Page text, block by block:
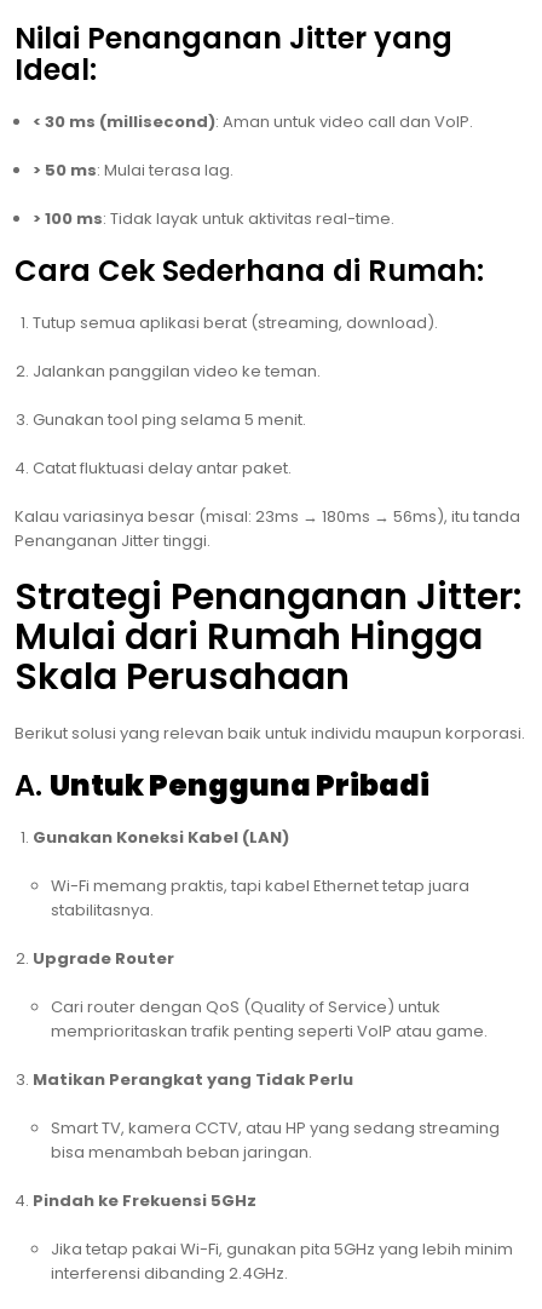
Nilai Penanganan Jitter yang
Ideal:
< 30 ms (millisecond): Aman untuk video call dan VoIP.
> 50 ms: Mulai terasa lag.
> 100 ms: Tidak layak untuk aktivitas real-time.
Cara Cek Sederhana di Rumah:
Tutup semua aplikasi berat (streaming, download).
Jalankan panggilan video ke teman.
Gunakan tool ping selama 5 menit.
Catat fluktuasi delay antar paket.
Kalau variasinya besar (misal: 23ms → 180ms → 56ms), itu tanda
Penanganan Jitter tinggi.
Strategi Penanganan Jitter:
Mulai dari Rumah Hingga
Skala Perusahaan
Berikut solusi yang relevan baik untuk individu maupun korporasi.
A. Untuk Pengguna Pribadi
Gunakan Koneksi Kabel (LAN)
Wi-Fi memang praktis, tapi kabel Ethernet tetap juara
stabilitasnya.
Upgrade Router
Cari router dengan QoS (Quality of Service) untuk
memprioritaskan trafik penting seperti VoIP atau game.
Matikan Perangkat yang Tidak Perlu
Smart TV, kamera CCTV, atau HP yang sedang streaming
bisa menambah beban jaringan.
Pindah ke Frekuensi 5GHz
Jika tetap pakai Wi-Fi, gunakan pita 5GHz yang lebih minim
interferensi dibanding 2.4GHz.